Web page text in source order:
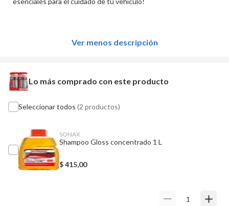
Ver menos descripción
Lo más comprado con este producto
Seleccionar todos (2 productos)
SONAX
Shampoo Gloss concentrado 1 L
$415,00